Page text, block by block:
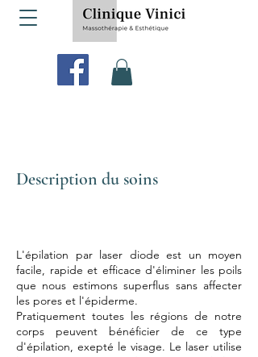
Description du soins
L'épilation par laser diode est un moyen
facile, rapide et efficace d'éliminer les poils
que nous estimons superflus sans affecter
les pores et l'épiderme.
Pratiquement toutes les régions de notre
corps peuvent bénéficier de ce type
d'épilation, exepté le visage. Le laser utilise